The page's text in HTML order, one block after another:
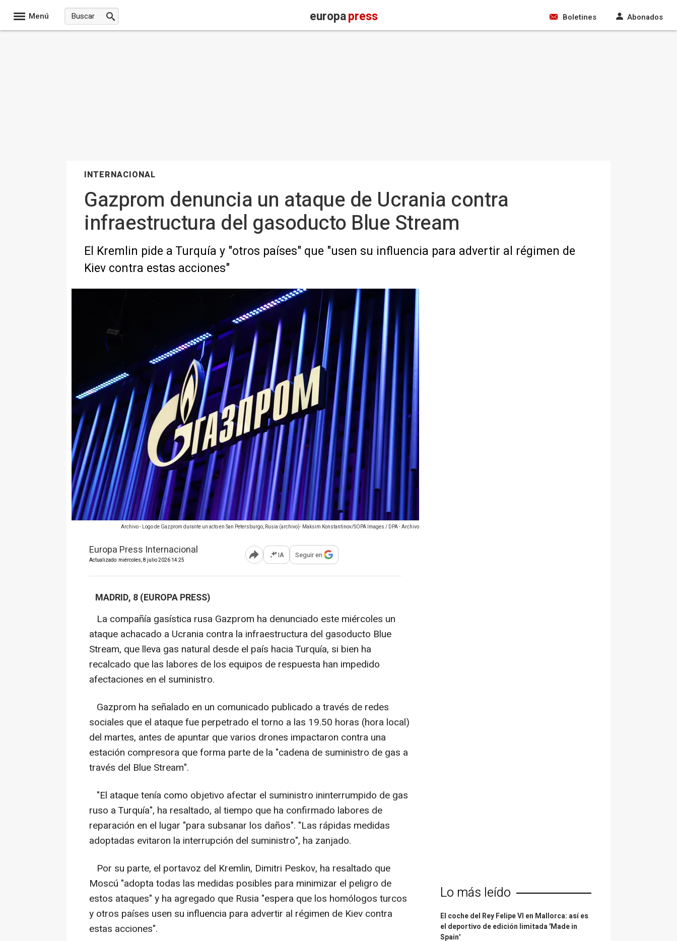
Menú europapress Boletines Abonados
INTERNACIONAL
Gazprom denuncia un ataque de Ucrania contra
infraestructura del gasoducto Blue Stream
El Kremlin pide a Turquía y "otros países" que "usen su influencia para advertir al régimen de
Kiev contra estas acciones"
Archivo - Logo de Gazprom durante un acto en San Petersburgo, Rusia (archivo)- Maksim Konstantinov/SOPA Images / DPA - Archivo
Europa Press Internacional
Actualizado: miércoles, 8 julio 2026 14:25 Abrir opciones para compartir
IA Seguir en
MADRID, 8 (EUROPA PRESS)
La compañía gasística rusa Gazprom ha denunciado este miércoles un
ataque achacado a Ucrania contra la infraestructura del gasoducto Blue
Stream, que lleva gas natural desde el país hacia Turquía, si bien ha
recalcado que las labores de los equipos de respuesta han impedido
afectaciones en el suministro.
Gazprom ha señalado en un comunicado publicado a través de redes
sociales que el ataque fue perpetrado el torno a las 19.50 horas (hora local)
del martes, antes de apuntar que varios drones impactaron contra una
estación compresora que forma parte de la "cadena de suministro de gas a
través del Blue Stream".
"El ataque tenía como objetivo afectar el suministro ininterrumpido de gas
ruso a Turquía", ha resaltado, al tiempo que ha confirmado labores de
reparación en el lugar "para subsanar los daños". "Las rápidas medidas
adoptadas evitaron la interrupción del suministro", ha zanjado.
Por su parte, el portavoz del Kremlin, Dimitri Peskov, ha resaltado que
Moscú "adopta todas las medidas posibles para minimizar el peligro de
estos ataques" y ha agregado que Rusia "espera que los homólogos turcos
y otros países usen su influencia para advertir al régimen de Kiev contra
estas acciones".
Lo más leído
El coche del Rey Felipe VI en Mallorca: así es
el deportivo de edición limitada 'Made in
Spain'